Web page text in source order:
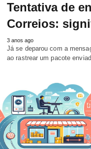
Tentativa de
Correios:
3 anos ago
Já se deparou com a
ao rastrear um pacote